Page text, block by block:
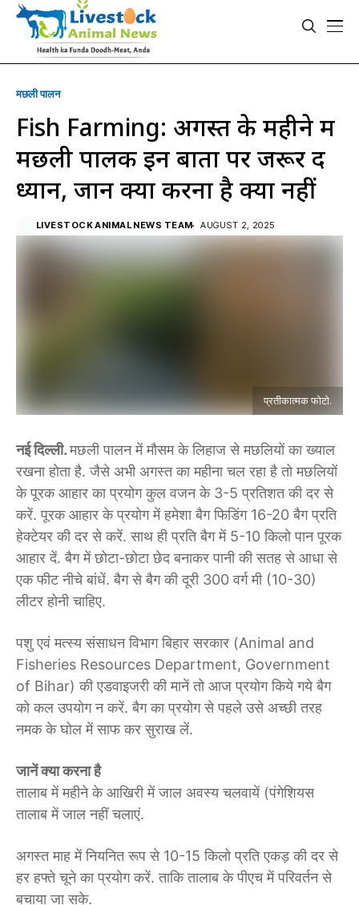
मछली पालन
Fish Farming: अगस्त के महीने में
मछली पालक इन बातों पर जरूर दें
ध्यान, जानें क्या करना है क्या नहीं
LIVESTOCK ANIMAL NEWS TEAM AUGUST 2, 2025
प्रतीकात्मक फोटो.
नई दिल्ली.मछली पालन में मौसम के लिहाज से मछलियों का ख्याल
रखना होता है. जैसे अभी अगस्त का महीना चल रहा है तो मछलियों
के पूरक आहार का प्रयोग कुल वजन के 3-5 प्रतिशत की दर से
करें. पूरक आहार के प्रयोग में हमेशा बैग फिडिंग 16-20 बैग प्रति
हेक्टेयर की दर से करें. साथ ही प्रति बैग में 5-10 किलो पान पूरक
आहार दें. बैग में छोटा-छोटा छेद बनाकर पानी की सतह से आधा से
एक फीट नीचे बांधें. बैग से बैग की दूरी 300 वर्ग मी (10-30)
लीटर होनी चाहिए.
पशु एवं मत्स्य संसाधन विभाग बिहार सरकार (Animal and
Fisheries Resources Department, Government
of Bihar) की एडवाइजरी की मानें तो आज प्रयोग किये गये बैग
को कल उपयोग न करें. बैग का प्रयोग से पहले उसे अच्छी तरह
नमक के घोल में साफ कर सुराख लें.
जानें क्या करना है
तालाब में महीने के आखिरी में जाल अवस्य चलवायें (पंगेशियस
तालाब में जाल नहीं चलाएं.
अगस्त माह में नियनित रूप से 10-15 किलो प्रति एकड़ की दर से
हर हफ्ते चूने का प्रयोग करें. ताकि तालाब के पीएच में परिवर्तन से
बचाया जा सके.